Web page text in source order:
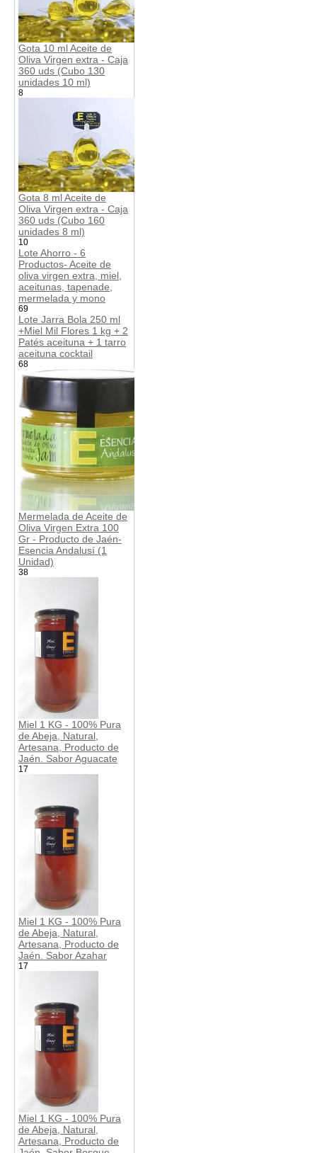
Gota 10 ml Aceite de
Oliva Virgen extra - Caja
360 uds (Cubo 130
unidades 10 ml)
8
Gota 8 ml Aceite de
Oliva Virgen extra - Caja
360 uds (Cubo 160
unidades 8 ml)
10
Lote Ahorro - 6
Productos- Aceite de
oliva virgen extra, miel,
aceitunas, tapenade,
mermelada y mono
69
Lote Jarra Bola 250 ml
+Miel Mil Flores 1 kg + 2
Patés aceituna + 1 tarro
aceituna cocktail
68
Mermelada de Aceite de
Oliva Virgen Extra 100
Gr - Producto de Jaén-
Esencia Andalusí (1
Unidad)
38
Miel 1 KG - 100% Pura
de Abeja, Natural,
Artesana, Producto de
Jaén. Sabor Aguacate
17
Miel 1 KG - 100% Pura
de Abeja, Natural,
Artesana, Producto de
Jaén. Sabor Azahar
17
Miel 1 KG - 100% Pura
de Abeja, Natural,
Artesana, Producto de